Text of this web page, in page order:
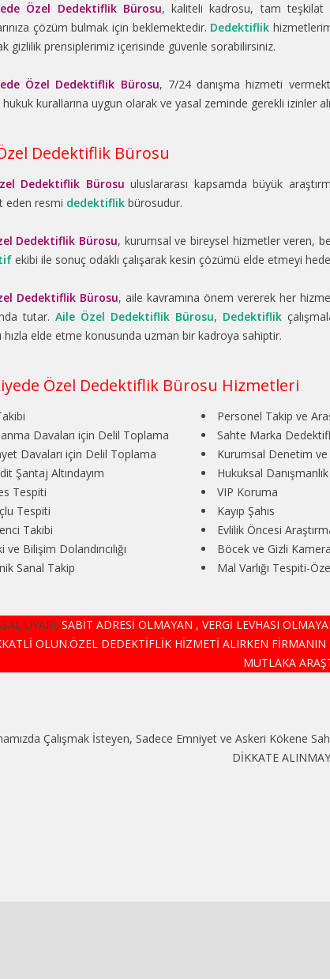
Özel Dedektiflik Bürosu, kaliteli kadrosu, tam teşkilat
çözüm bulmak için beklemektedir. Dedektiflik
gizlilik prensiplerimiz içerisinde güvenle sorabilirsiniz.
Özel Dedektiflik Bürosu, 7/24 danışma hizmeti
kurallarına uygun olarak ve yasal zeminde gerekli izinler
Dedektiflik Bürosu
Dedektiflik Bürosu uluslararası kapsamda büyük
eden resmi dedektiflik bürosudur.
Dedektiflik Bürosu, kurumsal ve bireysel hizmetler veren,
ekibi ile sonuç odaklı çalışarak kesin çözümü elde etmeyi
Dedektiflik Bürosu, aile kavramına önem vererek her
tutar. Aile Özel Dedektiflik Bürosu, Dedektiflik
hızla elde etme konusunda uzman bir kadroya sahiptir.
Özel Dedektiflik Bürosu Hizmetleri
Davaları için Delil Toplama
Davaları için Delil Toplama
Şantaj Altındayım
Tespiti
Tespiti
Takibi
ve Bilişim Dolandırıcılığı
Sanal Takip
Personel Takip ve
Sahte Marka
Kurumsal Denetim
Hukuksal Danışmanlık
VIP Koruma
Kayıp Şahıs
Evlilik Öncesi
Böcek ve Gizli
Mal Varlığı Tespiti-
UYARI: SABİT ADRESİ OLMAYAN , VERGİ LEVHASI
OLUN.ÖZEL DEDEKTİFLİK HİZMETİ ALIRKEN
MUTLAKA
Çalışmak İsteyen, Sadece Emniyet ve Askeri Kökene
DİKKATE